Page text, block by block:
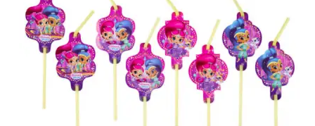
Shine
Speelgoed
Shimmer
Shine